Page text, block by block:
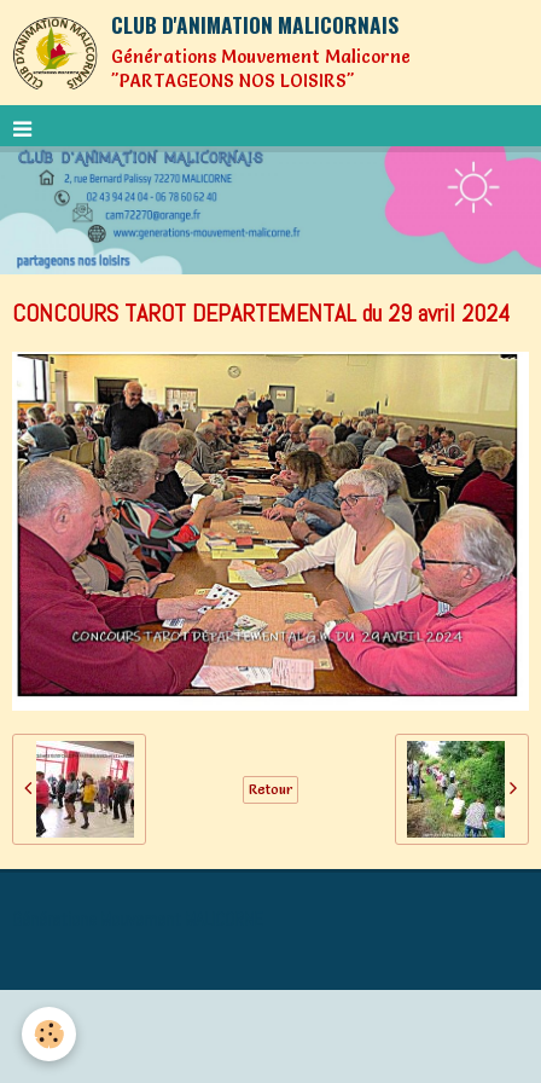
CLUB D'ANIMATION MALICORNAIS
Générations Mouvement Malicorne
"PARTAGEONS NOS LOISIRS"
CONCOURS TAROT DEPARTEMENTAL du 29 avril 2024
Retour